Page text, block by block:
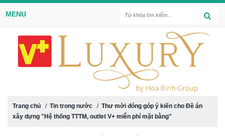
MENU
Trang chủ / Tin trong nước / Thư mời đóng góp ý kiến cho Đề án
xây dựng "Hệ thống TTTM, outlet V+ miễn phí mặt bằng"